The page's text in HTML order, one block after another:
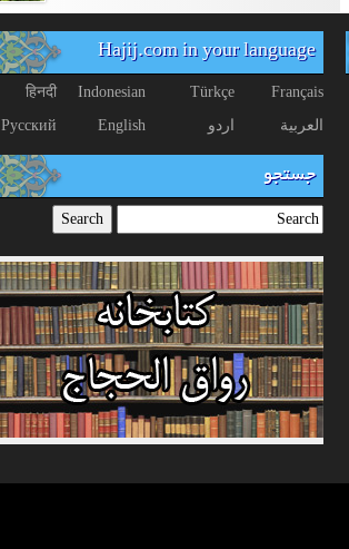
Hajij.com in your language
Français
Türkçe
Indonesian
हिनदी
العربیة
اردو English
Русский
جستجو